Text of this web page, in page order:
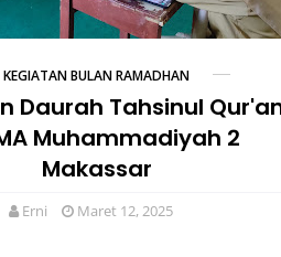
KEGIATAN BULAN RAMADHAN
Daurah Tahsinul
Muhammadiyah 2
Makassar
Erni Maret 12, 2025